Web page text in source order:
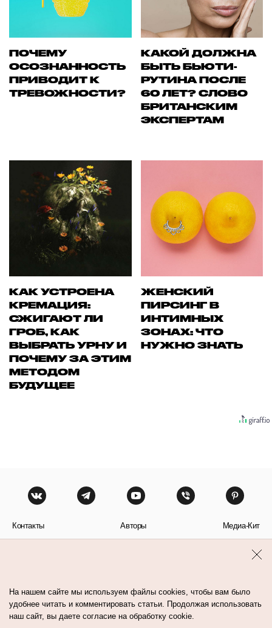
ПОЧЕМУ
ОСОЗНАННОСТЬ
ПРИВОДИТ К
ТРЕВОЖНОСТИ?
КАКОЙ ДОЛЖНА
БЫТЬ БЬЮТИ-
РУТИНА ПОСЛЕ
60 ЛЕТ? СЛОВО
БРИТАНСКИМ
ЭКСПЕРТАМ
КАК УСТРОЕНА
КРЕМАЦИЯ:
СЖИГАЮТ ЛИ
ГРОБ, КАК
ВЫБРАТЬ УРНУ И
ПОЧЕМУ ЗА ЭТИМ
МЕТОДОМ
БУДУЩЕЕ
ЖЕНСКИЙ
ПИРСИНГ В
ИНТИМНЫХ
ЗОНАХ: ЧТО
НУЖНО ЗНАТЬ
Контакты Авторы Медиа-Кит
На нашем сайте мы используем файлы cookies, чтобы вам было
удобнее читать и комментировать статьи. Продолжая использовать
наш сайт, вы даете согласие на обработку cookie.